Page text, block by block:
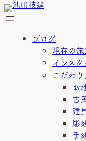
内
容
ブログ
現在の
インス
こだわ
お
古
建
彫
手